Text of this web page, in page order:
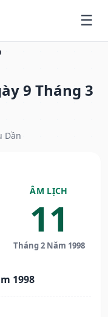
9 Tháng 3
Dần
ÂM LỊCH
11
Tháng 2 Năm 1998
1998